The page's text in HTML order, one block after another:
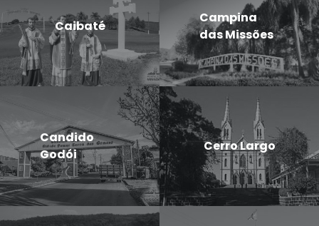
Caibaté
Campina
das Missões
Candido
Godói
Cerro Largo